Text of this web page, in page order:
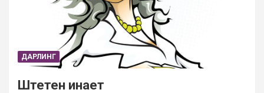
ДАРЛИНГ
Штетен инает